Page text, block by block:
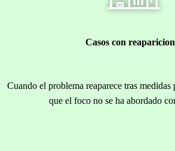
Casos con
Cuando el problema reaparece tras medidas
que el foco no se ha abordado